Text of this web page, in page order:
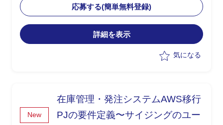
・複数のセキュリティ提案/設計PJが並
行するため、各案件の整理・進捗管理を
担当
・複数プロジェクト担当者への支援およ
・課題分析、コミュニケーションを重視
応募する(簡単無料登録)
詳細を表示
気になる
New
在庫管理・発注システムAWS移行
PJの要件定義〜サイジングのユー